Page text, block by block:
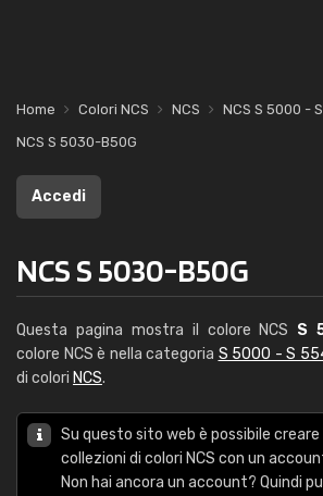
Home Colori NCS NCS
NCS S 5000 -
NCS S 5030-B50G
Accedi
NCS S 5030-B50G
Questa pagina mostra il colore NCS S
colore NCS è nella categoria S 5000 - S
di colori NCS.
Su questo sito web è possibile creare
collezioni di colori NCS con un
Non hai ancora un account? Quindi